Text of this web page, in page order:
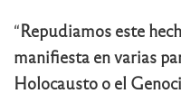
“Repudiamos este
manifiesta en varias
Holocausto o el